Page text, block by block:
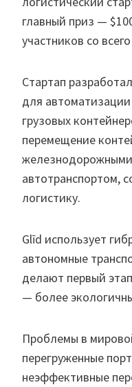
главный приз —
участников со
Стартап
для
грузовых
перемещение
автотранспортом,
логистику.
Glīd использует
автономные
делают первый
— более
Проблемы в
перегруженные
неэффективные